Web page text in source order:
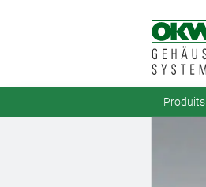
Produits